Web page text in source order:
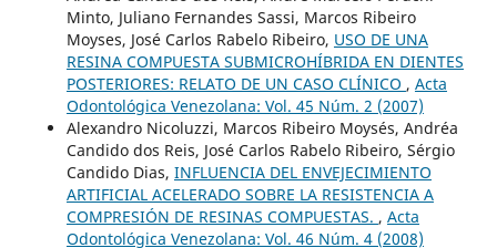
Minto, Juliano Fernandes Sassi, Marcos Ribeiro
Moyses, José Carlos Rabelo Ribeiro, USO DE UNA
RESINA COMPUESTA SUBMICROHÍBRIDA EN DIENTES
POSTERIORES: RELATO DE UN CASO CLÍNICO , Acta
Odontológica Venezolana: Vol. 45 Núm. 2 (2007)
Alexandro Nicoluzzi, Marcos Ribeiro Moysés, Andréa
Candido dos Reis, José Carlos Rabelo Ribeiro, Sérgio
Candido Dias, INFLUENCIA DEL ENVEJECIMIENTO
ARTIFICIAL ACELERADO SOBRE LA RESISTENCIA A
COMPRESIÓN DE RESINAS COMPUESTAS. , Acta
Odontológica Venezolana: Vol. 46 Núm. 4 (2008)